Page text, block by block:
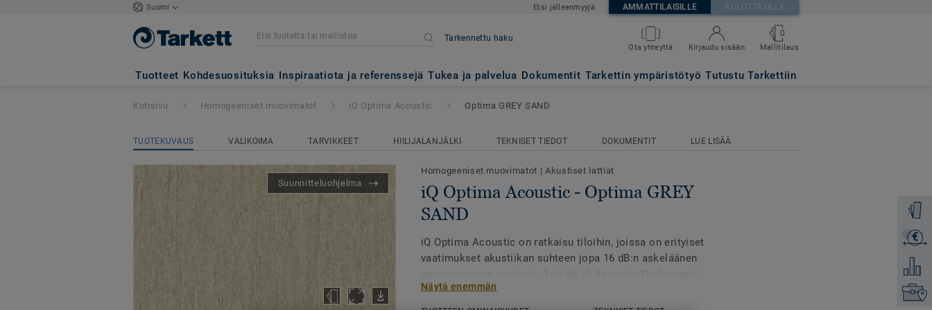
Suomi Etsi jälleenmyyjä AMMATTILAISILLE KULUTTAJILLE
Tarkennettu haku
Ota yhteyttä Kirjaudu sisään
0
Mallitilaus
Tuotteet Kohdesuosituksia Inspiraatiota ja referenssejä Tukea ja palvelua Dokumentit Tarkettin ympäristötyö Tutustu Tarkettiin
iQ Optima Acoustic - Optima GREY SAND
Tilaa
€
Lisää
Etsi
Kotisivu Homogeeniset muovimatot iQ Optima Acoustic Optima GREY SAND
TUOTEKUVAUS VALIKOIMA TARVIKKEET HIILIJALANJÄLKI TEKNISET TIEDOT DOKUMENTIT LUE LISÄÄ
Suunnitteluohjelma
Homogeeniset muovimatot | Akustiset lattiat
iQ Optima Acoustic - Optima GREY
SAND
iQ Optima Acoustic on ratkaisu tiloihin, joissa on erityiset
vaatimukset akustiikan suhteen jopa 16 dB:n askeläänen
palvelun kautta kaikkia malliston 55 väriä ovat saatavilla
akustiikkaversioina.
Näytä enemmän